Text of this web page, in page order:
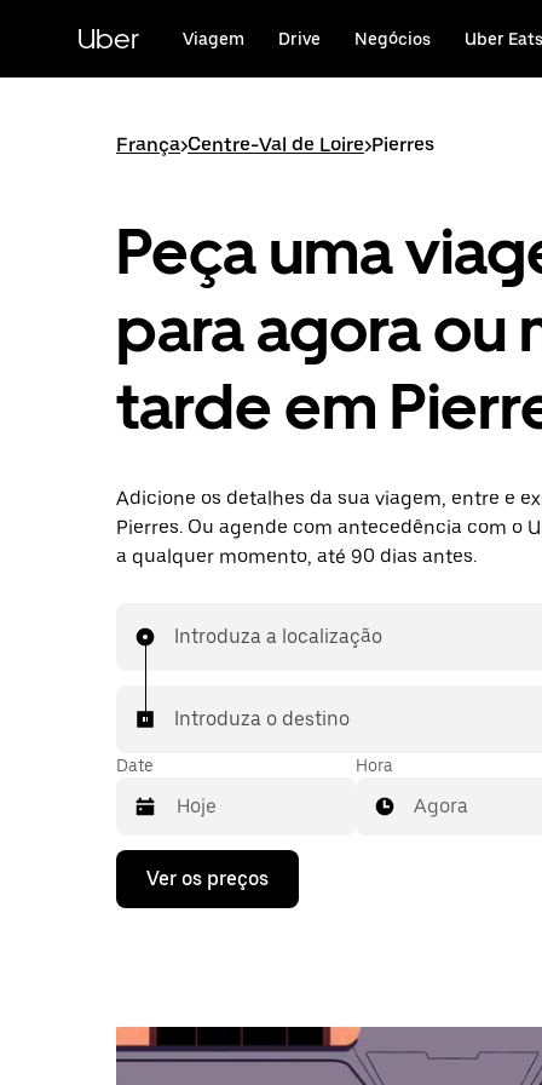
conteúdo
Uber Viagem Drive Negócios Uber Eats
França>Centre-Val de Loire>Pierres
Peça uma
para agora ou
tarde em
Adicione os detalhes da sua viagem, entre e
Pierres. Ou agende com antecedência com o
a qualquer momento, até 90 dias antes.
Introduza a localização
Introduza o destino
Date
Prima
tecla
o
calendário
Hora
Agora
Ver os preços